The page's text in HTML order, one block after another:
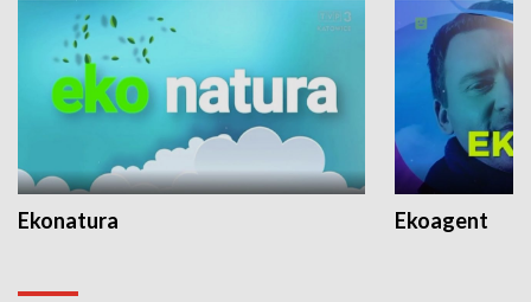
Ekonatura Ekoagent